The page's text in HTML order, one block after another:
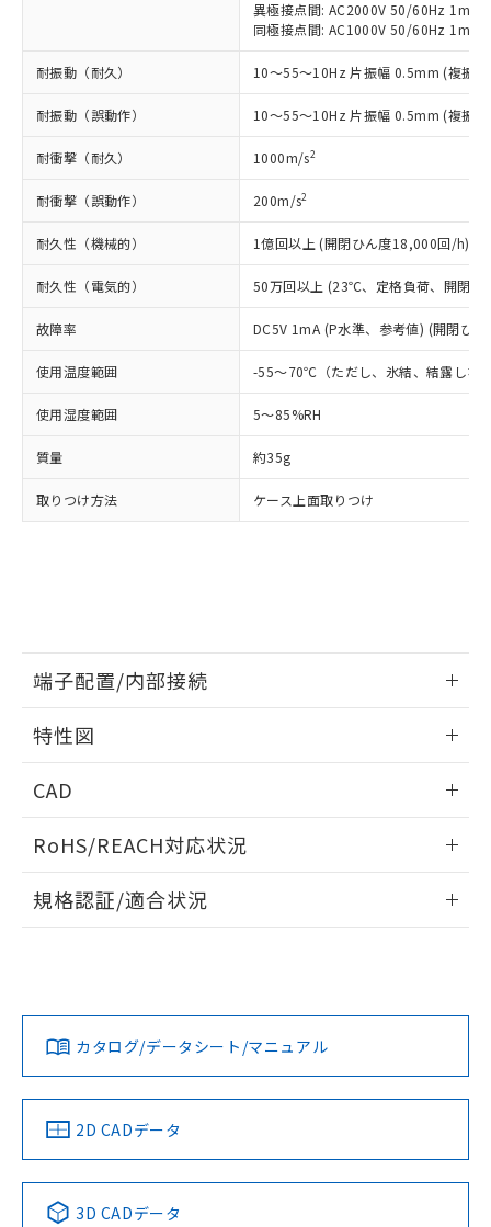
異極接点間: AC2000V 50/60Hz 1min
同極接点間: AC1000V 50/60Hz 1min
耐振動（耐久） 10～55～10Hz 片振幅 0.5mm (複振
耐振動（誤動作） 10～55～10Hz 片振幅 0.5mm (複振
耐衝撃（耐久） 1000m/s2
耐衝撃（誤動作） 200m/s2
耐久性（機械的） 1億回以上 (開閉ひん度18,000回/h)
耐久性（電気的） 50万回以上 (23℃、定格負荷、開閉
故障率 DC5V 1mA (P水準、参考値) (開閉ひ
使用温度範囲 -55～70℃（ただし、氷結、結露しな
使用湿度範囲 5～85%RH
質量 約35g
取りつけ方法 ケース上面取りつけ
端子配置/内部接続
端子配置/内部接続
特性図
開閉容量
CAD
ドすることができます。
ログイン/会員登録
ダウンロードデータをご利用いただく前に、以下を必ずお読
みください。
ソフトウェアの使用条件
RoHS/REACH対応状況
EU RoHS 注意事項・凡例
対応済み
中国 RoHS 注意事項・凡例
規格認証/適合状況
LR型式承認
（イギリス
船舶規格）
DNV型式承認
（ノルウェー
BV型式承認
（フランス
KR型式
（韓国
Yes No No No
カタログ/データシート/マニュアル
2D CADデータ
3D CADデータ
覧された時点での実際の在庫および標
準価格とは異なる場合があることをご
正式な納期状況および標準価格はお客
様のお取引先、またはお客様担当のオ
ムロン制御機器販売店・当社販売員に
ご相談ください。
オムロン制御機器販売店や当社販売拠
点は「
販売ネットワーク
ください。
在庫状況および標準価格結果を当社の
事前の承諾なく第三者に漏洩または開
示しないようお願いします。
マイパーツ機能（部品リスト作成サー
ビス）をご利用いただくには、I-Web
メンバーズにご登録されている必要が
お客様が当ウェブサイト上で当社にご
登録された部品リストについて、当社
および当社の共同利用者が、当社の製
引・商談に必要な範囲で利用すること
鉛(Pb) 1000ppm以下、 水銀(Hg) 1000ppm以下、 カド
六価クロム(Cr(Ⅵ)) 1000ppm以下、ポリ臭化ビフェニル
(PBDE) 1000ppm以下、フタル酸ビス(2-エチルヘキシ
ル) (DEHP)(別名：DOP) 1000ppm以下、フタル酸ブチ
ルベンジル（BBP） 1000ppm以下、フタル酸ジブチル
（DBP） 1000ppm以下、フタル酸ジイソブチル
但し、RoHS指令で産業用監視および制御機器に対する
フタル酸エステル類の４物質については閾値を超える意
図的な使用がないことを確認しています。
月が前後することがあります。
※3 非含有証明書ダウンロード
下記の非含有証明書をダウンロードするこ
とができます。
物質の対応では、対応完了までの期間は出
荷製品に未対応品が混在することから備考
欄に対応日を記載しておりました。
す。
*中国RoHS10物質の基準値 (GB/T26572)：
Pb(鉛) :1000ppm、 Hg(水銀) : 1000ppm、 Cd(カドミウ
ニル類) : 1000ppm、 PBDEs(ポリ臭化ジフェニルエーテ
DBP(フタル酸ジブチル) : 1000ppm、 DIBP(フタル酸ジ
イソブチル) : 1000ppm、 BBP(フタル酸ブチルベンジ
DEHP(フタル酸ビス(2-エチルヘキシル)) : 1000ppm
※2 環境保護使用期限
「ｅ」：有害物質（10物質）のすべてが基
準値以下であることを示します。
質が外部に漏えいし、環境に深刻な影響を
及ぼさない年数を意味します。
「－」：未確認です。当社販売部門へお問
い合わせください。
国政府の輸出許可(または役務取引許
可)を取得するなどの必要な手続きを
当社は規制貨物を破棄する場合は、完
全に破砕するなど、違法に輸出されな
いよう必要な手段を講じます。
当社は貴社製品を、核兵器、ミサイ
ル、化学兵器、生物兵器またはその他
武器並びにこれらの製造装置等に一切
使用いたしません。
当社は、貴社製品を第三者に販売する
該第三者に通知します。また当社は、
販売先および販売に係わる関係者が違
法に輸出するおそれがある場合は、取
り引きをいたしません。
キャンセル
○ 一定数以上の在庫あり
一定数には満たないが在庫あり
在庫なし(最新の在庫状況につ
いては、お客様のお取引先、ま
機器販売店・当社販売員にご確
受注生産機種、また在庫状況の
情報を公開していない機種